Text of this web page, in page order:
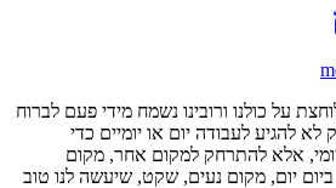
על כולנו ורובינו נשמח מידי פעם לברוח
להגיע לעבודה יום או יומיים כדי
אלא להתרחק למקום אחר, מקום
ביום יום, מקום נעים, שקט, שיעשה לנו טוב